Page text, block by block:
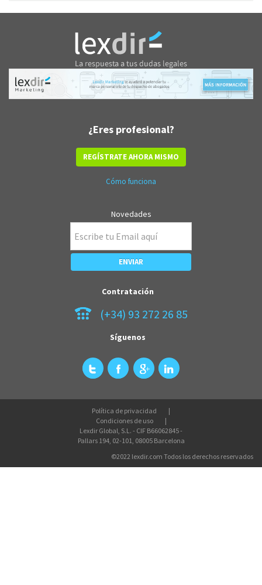
¿Eres profesional?
REGÍSTRATE AHORA MISMO
Cómo funciona
Novedades
Contratación
(+34) 93 272 26 85
Síguenos
Política de privacidad
Condiciones de uso
Lexdir Global, S.L. - CIF B66062845 -
Pallars 194, 02-101, 08005 Barcelona
©2022 lexdir.com Todos los derechos reservados